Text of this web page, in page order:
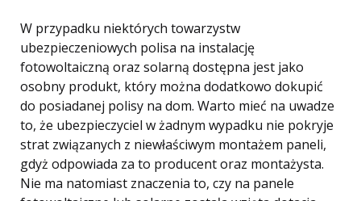
W przypadku niektórych towarzystw
ubezpieczeniowych polisa na instalację
fotowoltaiczną oraz solarną dostępna jest jako
osobny produkt, który można dodatkowo dokupić
do posiadanej polisy na dom. Warto mieć na uwadze
to, że ubezpieczyciel w żadnym wypadku nie pokryje
strat związanych z niewłaściwym montażem paneli,
gdyż odpowiada za to producent oraz montażysta.
Nie ma natomiast znaczenia to, czy na panele